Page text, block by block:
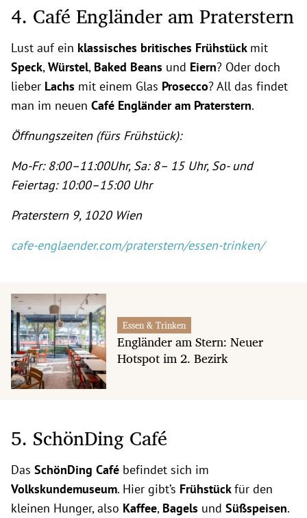
4. Café Engländer am Praterstern
Lust auf ein klassisches britisches Frühstück mit
Speck,Würstel, Baked Beans und Eiern? Oder doch
lieber Lachs mit einem Glas Prosecco? All das findet
man im neuen Café Engländer am Praterstern.
Öffnungszeiten (fürs Frühstück):
Mo-Fr: 8:00–11:00Uhr, Sa: 8– 15 Uhr, So- und
Feiertag: 10:00–15:00 Uhr
Praterstern 9, 1020 Wien
cafe-englaender.com/praterstern/essen-trinken/
Essen & Trinken
Engländer am Stern: Neuer
Hotspot im 2. Bezirk
5. SchönDing Café
Das SchönDing Café befindet sich im
Volkskundemuseum. Hier gibt’s Frühstückfür den
kleinen Hunger, also Kaffee, Bagels und Süßspeisen.